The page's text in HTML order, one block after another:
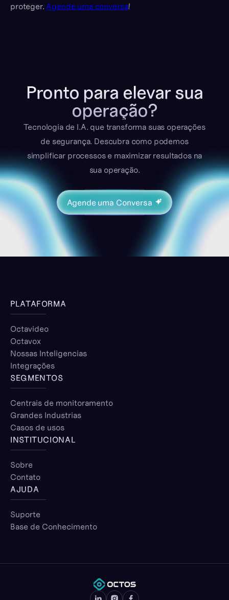
proteger.Agende uma conversa!
Pronto para elevar sua
operação?
Tecnologia de I.A. que transforma suas operações
de segurança. Descubra como podemos
simplificar processos e maximizar resultados na
sua operação.
Agende uma Conversa
PLATAFORMA
Octavideo
Octavox
Nossas Inteligencias
Integrações
SEGMENTOS
Centrais de monitoramento
Grandes Industrias
Casos de usos
INSTITUCIONAL
Sobre
Contato
AJUDA
Suporte
Base de Conhecimento